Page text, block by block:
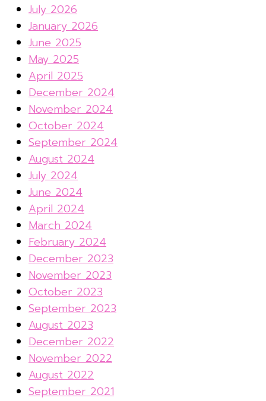
July 2026
January 2026
June 2025
May 2025
April 2025
December 2024
November 2024
October 2024
September 2024
August 2024
July 2024
June 2024
April 2024
March 2024
February 2024
December 2023
November 2023
October 2023
September 2023
August 2023
December 2022
November 2022
August 2022
September 2021